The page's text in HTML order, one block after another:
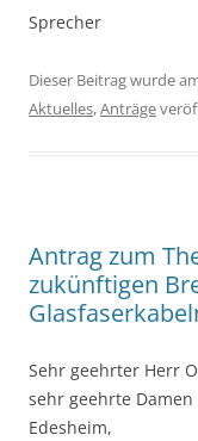
Sprecher
Dieser Beitrag wurde
Aktuelles,Anträge
Antrag zum
zukünftigen
Sehr geehrter Herr
sehr geehrte
Edesheim,